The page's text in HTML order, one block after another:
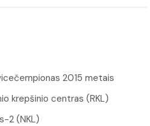
2015 metais
krepšinio centras (RKL)
2 (NKL)